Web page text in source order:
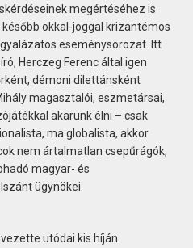
megértéséhez is
okkal-joggal krizantémos
eseménysorozat. Itt
Herczeg Ferenc által igen
démoni dilettánsként
magasztalói, eszmetársai,
akarunk élni – csak
ma globalista, akkor
nem ártalmatlan csepűrágók,
magyar- és
ügynökei.
vezette utódai kis híján